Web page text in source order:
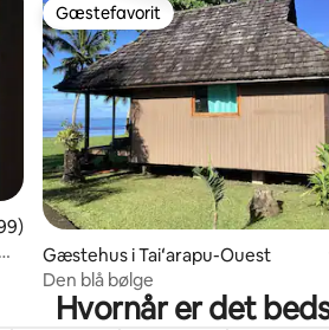
5 i gennemsnitlig bedømmelse, 99
Gæstefavorit
Gæstefavorit
Gæstehus i Taiʻarapu-Ouest
Den blå bølge
Hvornår er det